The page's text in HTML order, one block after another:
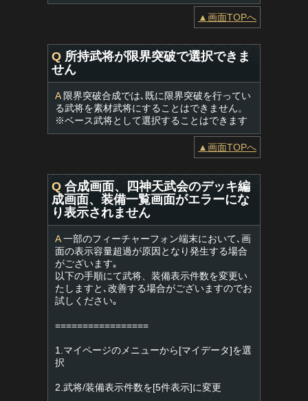
▲画面TOPへ
Q 所持武将が限界突破で選択できま
せん
A限界突破合成では､既に限界突破を行ってい
る武将を素材武将にすることはできません。
※ベース武将として選択することはできます
▲画面TOPへ
Q 合成画面、四神天武会のデッキ編
成画面、装備一覧画面がエラーにな
り表示されません
A一部のフィーチャーフォン端末において､画
面の表示容量超過が原因となり発生する場合
がございます｡
以下の手順にて武将、装備表示件数を変更い
たしますと､改善する場合がございますのでお
試しください｡
=================
1.マイページのメニューから[マイデータ]を選
択
2.武将/装備表示件数を[5件表示]に変更